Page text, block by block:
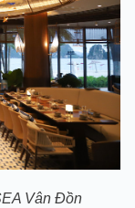
Vân Đồn